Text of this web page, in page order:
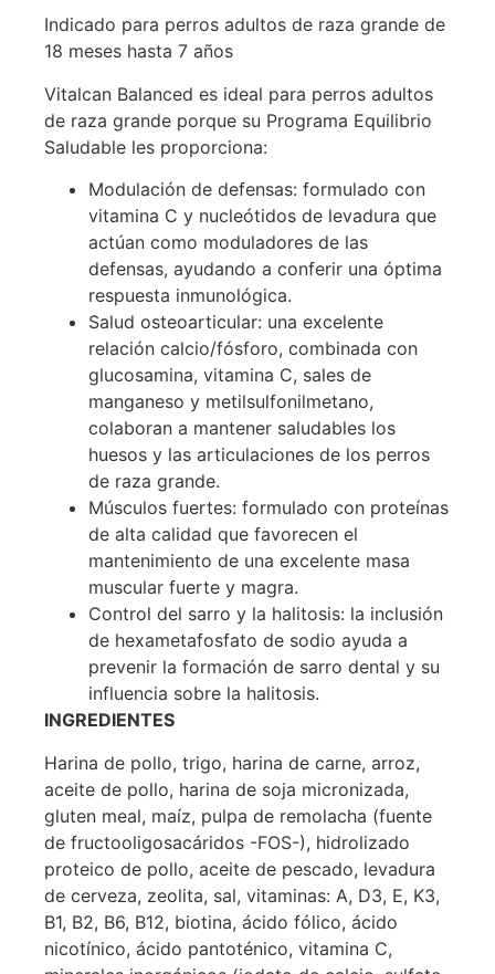
Indicado para perros adultos de raza grande de
18 meses hasta 7 años
Vitalcan Balanced es ideal para perros adultos
de raza grande porque su Programa Equilibrio
Saludable les proporciona:
Modulación de defensas: formulado con
vitamina C y nucleótidos de levadura que
actúan como moduladores de las
defensas, ayudando a conferir una óptima
respuesta inmunológica.
Salud osteoarticular: una excelente
relación calcio/fósforo, combinada con
glucosamina, vitamina C, sales de
manganeso y metilsulfonilmetano,
colaboran a mantener saludables los
huesos y las articulaciones de los perros
de raza grande.
Músculos fuertes: formulado con proteínas
de alta calidad que favorecen el
mantenimiento de una excelente masa
muscular fuerte y magra.
Control del sarro y la halitosis: la inclusión
de hexametafosfato de sodio ayuda a
prevenir la formación de sarro dental y su
influencia sobre la halitosis.
INGREDIENTES
Harina de pollo, trigo, harina de carne, arroz,
aceite de pollo, harina de soja micronizada,
gluten meal, maíz, pulpa de remolacha (fuente
de fructooligosacáridos -FOS-), hidrolizado
proteico de pollo, aceite de pescado, levadura
de cerveza, zeolita, sal, vitaminas: A, D3, E, K3,
B1, B2, B6, B12, biotina, ácido fólico, ácido
nicotínico, ácido pantoténico, vitamina C,